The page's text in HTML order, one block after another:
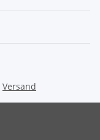
Versand